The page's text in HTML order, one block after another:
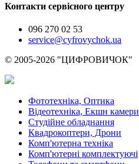
Контакти сервісного центру
096 270 02 53
service@cyfrovychok.ua
© 2005-2026 "ЦИФРОВИЧОК"
Фототехніка, Оптика
Відеотехніка, Екшн камери
Студійне обладнання
Квадрокоптери, Дрони
Комп'ютерна техніка
Комп'ютерні комплектуючі